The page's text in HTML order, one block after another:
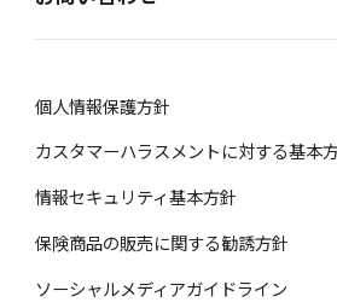
個⼈情報保護⽅針
カスタマーハラスメントに対する基本
情報セキュリティ基本方針
保険商品の販売に関する勧誘⽅針
ソーシャルメディアガイドライン